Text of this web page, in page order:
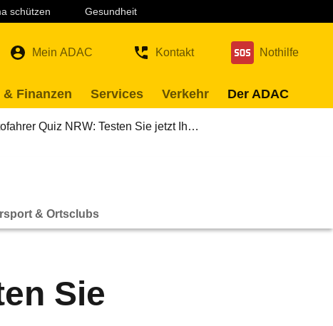
schützen Gesundheit
Mein ADAC Kontakt Nothilfe
Finanzen Services Verkehr Der ADAC
Quiz NRW: Testen Sie jetzt Ih…
& Ortsclubs
Sie